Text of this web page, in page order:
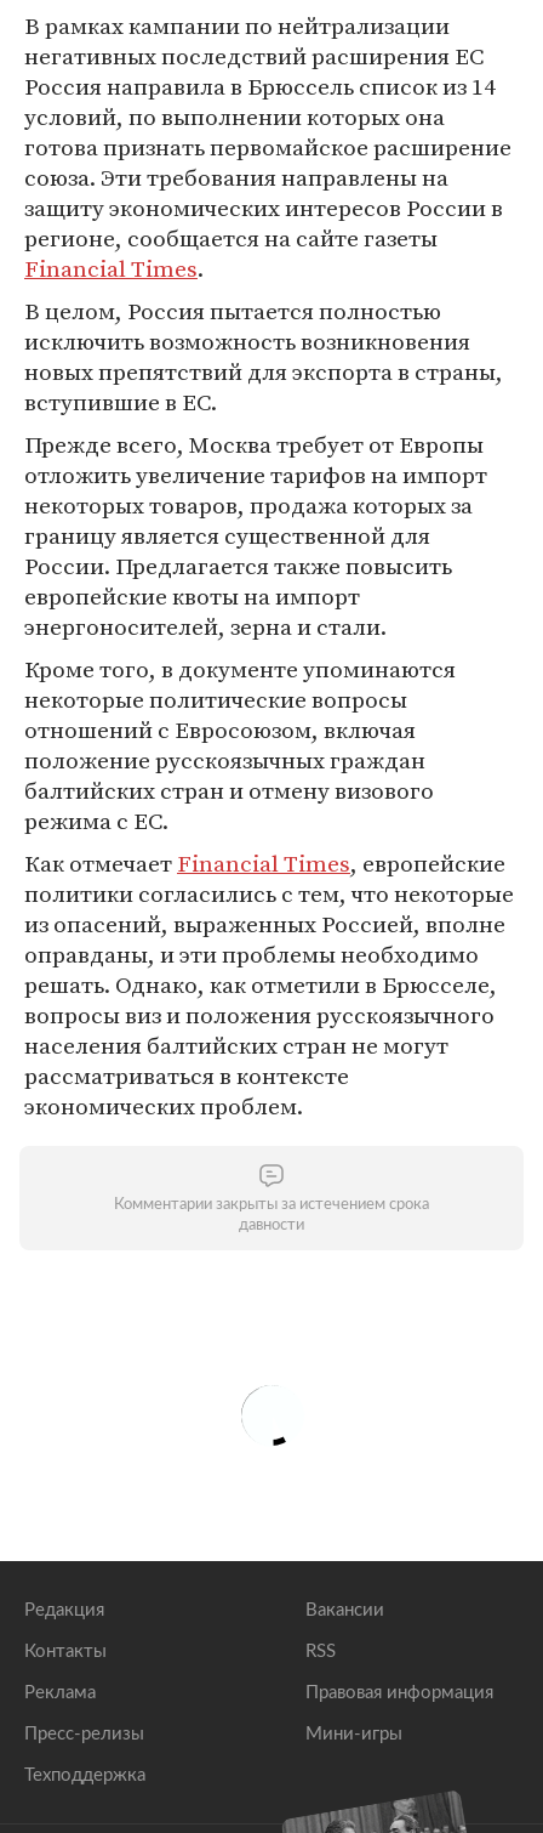
В рамках кампании по нейтрализации
негативных последствий расширения ЕС
Россия направила в Брюссель список из 14
условий, по выполнении которых она
готова признать первомайское расширение
союза. Эти требования направлены на
защиту экономических интересов России в
регионе, сообщается на сайте газеты
Financial Times.
В целом, Россия пытается полностью
исключить возможность возникновения
новых препятствий для экспорта в страны,
вступившие в ЕС.
Прежде всего, Москва требует от Европы
отложить увеличение тарифов на импорт
некоторых товаров, продажа которых за
границу является существенной для
России. Предлагается также повысить
европейские квоты на импорт
энергоносителей, зерна и стали.
Кроме того, в документе упоминаются
некоторые политические вопросы
отношений с Евросоюзом, включая
положение русскоязычных граждан
балтийских стран и отмену визового
режима с ЕС.
Как отмечаетFinancial Times, европейские
политики согласились с тем, что некоторые
из опасений, выраженных Россией, вполне
оправданы, и эти проблемы необходимо
решать. Однако, как отметили в Брюсселе,
вопросы виз и положения русскоязычного
населения балтийских стран не могут
рассматриваться в контексте
экономических проблем.
Комментарии закрыты за истечением срока
давности
Редакция
Контакты
Реклама
Пресс-релизы
Техподдержка
Вакансии
RSS
Правовая информация
Мини-игры